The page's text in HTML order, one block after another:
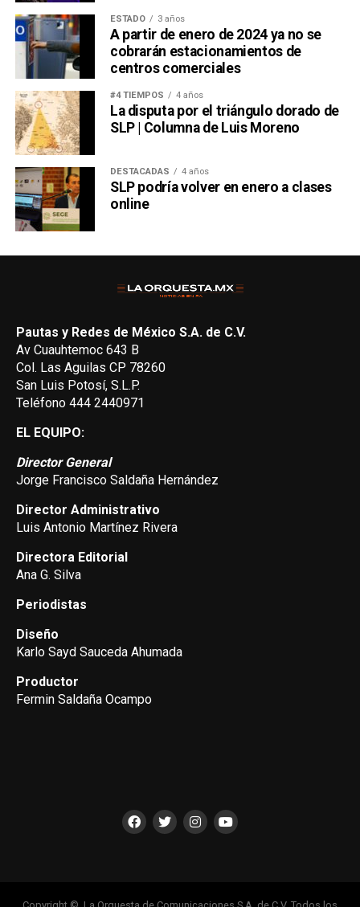
ESTADO 3 años
A partir de enero de 2024 ya no se
cobrarán estacionamientos de
centros comerciales
#4 TIEMPOS 4 años
La disputa por el triángulo dorado de
SLP | Columna de Luis Moreno
DESTACADAS 4 años
SLP podría volver en enero a clases
online
Pautas y Redes de México S.A. de C.V.
Av Cuauhtemoc 643 B
Col. Las Aguilas CP 78260
San Luis Potosí, S.L.P.
Teléfono 444 2440971
EL EQUIPO:
Director General
Jorge Francisco Saldaña Hernández
Director Administrativo
Luis Antonio Martínez Rivera
Directora Editorial
Ana G. Silva
Periodistas
Diseño
Karlo Sayd Sauceda Ahumada
Productor
Fermin Saldaña Ocampo